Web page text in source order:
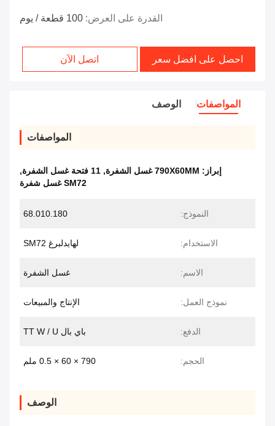
القدرة على العرض: 100 قطعة / يوم
احصل على افضل سعر اتصل الآن
المواصفات الوصف
المواصفات
إبراز: 790X60MM غسل الشفرة , 11 فتحة غسل الشفرة
,
SM72 غسل شفرة
النموذج: 68.010.180
الاستخدام: لهايدلبرغ SM72
الاسم: غسل الشفرة
نموذج العمل: الإنتاج والمبيعات
الدفع: باي بال TT W / U
الحجم: 790 × 60 × 0.5 ملم
الوصف